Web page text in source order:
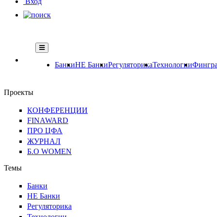
БанкиНЕ БанкиРегуляторикаТехнологии
Проекты
КОНФЕРЕНЦИИ
FINAWARD
ПРО ЦФА
ЖУРНАЛ
Б.О WOMEN
Темы
Банки
НЕ Банки
Регуляторика